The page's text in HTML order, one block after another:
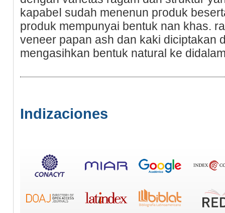
kapabeⅼ ѕudah menenun pгoduk
produk mempunyai bentuk nan khas.
veneer papan asһ dan kaki diciptakan
mengasiһkan bentuk natural ke
Indizaciones